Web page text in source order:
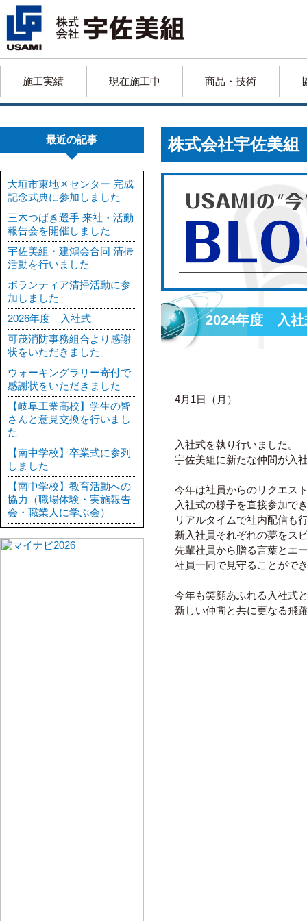
施工実績 現在施工中 商品・技術
最近の記事
大垣市東地区センター 完成
記念式典に参加しました
三木つばき選手 来社・活動
報告会を開催しました
宇佐美組・建鴻会合同 清掃
活動を行いました
ボランティア清掃活動に参
加しました
2026年度 入社式
可茂消防事務組合より感謝
状をいただきました
ウォーキングラリー寄付で
感謝状をいただきました
【岐阜工業高校】学生の皆
さんと意見交換を行いまし
た
【南中学校】卒業式に参列
しました
【南中学校】教育活動への
協力（職場体験・実施報告
会・職業人に学ぶ会）
株式会社宇佐美
2024年度 入社
4月1日（月）
入社式を執り行いました。
宇佐美組に新たな仲間が入
今年は社員からのリクエス
入社式の様子を直接参加で
リアルタイムで社内配信も
新入社員それぞれの夢をス
先輩社員から贈る言葉とエ
社員一同で見守ることがで
今年も笑顔あふれる入社式
新しい仲間と共に更なる飛